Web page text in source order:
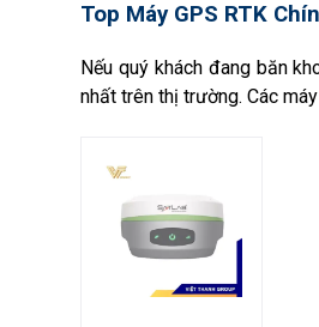
Top Máy GPS RTK
Nếu quý khách đang băn
nhất trên thị trường. Các